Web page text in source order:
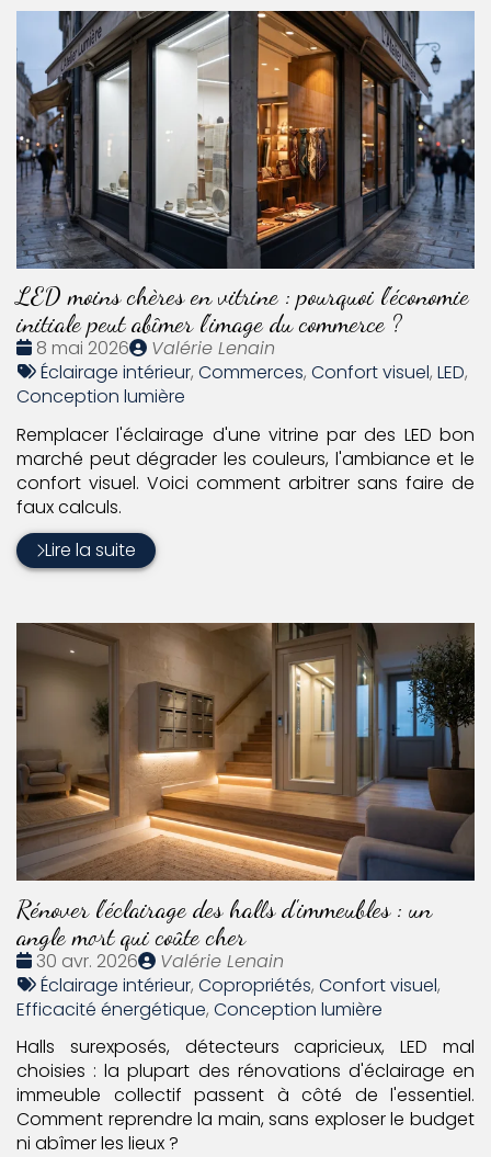
LED moins chères en vitrine : pourquoi l'économie
initiale peut abîmer l'image du commerce ?
Date
:
8 mai 2026
Publié
par
Valérie Lenain
Tags
:
Éclairage intérieur, Commerces, Confort visuel, LED,
Conception lumière
Remplacer l'éclairage d'une vitrine par des LED bon
marché peut dégrader les couleurs, l'ambiance et le
confort visuel. Voici comment arbitrer sans faire de
faux calculs.
Lire la suite
Rénover l'éclairage des halls d'immeubles : un
angle mort qui coûte cher
Date
:
30 avr. 2026
Publié
par
Valérie Lenain
Tags
:
Éclairage intérieur, Copropriétés, Confort visuel,
Efficacité énergétique, Conception lumière
Halls surexposés, détecteurs capricieux, LED mal
choisies : la plupart des rénovations d'éclairage en
immeuble collectif passent à côté de l'essentiel.
Comment reprendre la main, sans exploser le budget
ni abîmer les lieux ?